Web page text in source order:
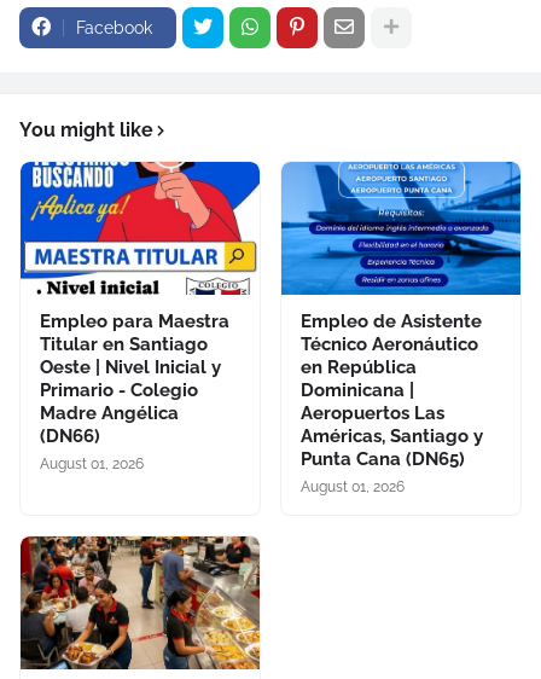
Facebook
You might like
Empleo para Maestra
Titular en Santiago
Oeste | Nivel Inicial y
Primario - Colegio
Madre Angélica
(DN66)
August 01, 2026
Empleo de Asistente
Técnico Aeronáutico
en República
Dominicana |
Aeropuertos Las
Américas, Santiago y
Punta Cana (DN65)
August 01, 2026